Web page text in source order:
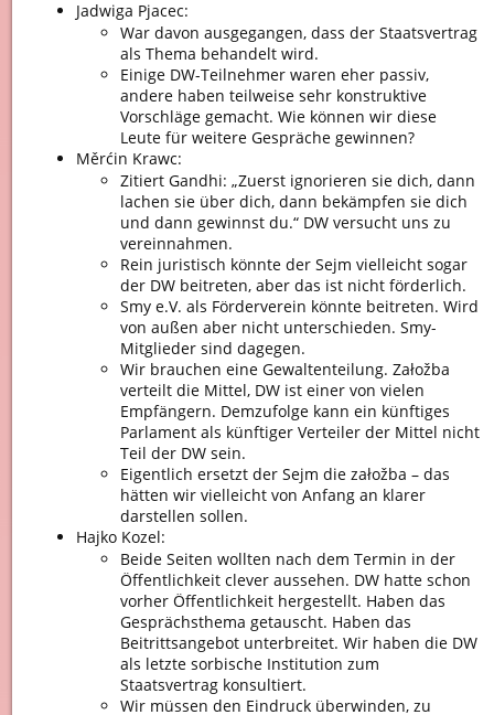
Jadwiga Pjacec:
War davon ausgegangen, dass der Staatsvertrag
als Thema behandelt wird.
Einige DW-Teilnehmer waren eher passiv,
andere haben teilweise sehr konstruktive
Vorschläge gemacht. Wie können wir diese
Leute für weitere Gespräche gewinnen?
Měrćin Krawc:
Zitiert Gandhi: „Zuerst ignorieren sie dich, dann
lachen sie über dich, dann bekämpfen sie dich
und dann gewinnst du.“ DW versucht uns zu
vereinnahmen.
Rein juristisch könnte der Sejm vielleicht sogar
der DW beitreten, aber das ist nicht förderlich.
Smy e.V. als Förderverein könnte beitreten. Wird
von außen aber nicht unterschieden. Smy-
Mitglieder sind dagegen.
Wir brauchen eine Gewaltenteilung. Załožba
verteilt die Mittel, DW ist einer von vielen
Empfängern. Demzufolge kann ein künftiges
Parlament als künftiger Verteiler der Mittel nicht
Teil der DW sein.
Eigentlich ersetzt der Sejm die załožba – das
hätten wir vielleicht von Anfang an klarer
darstellen sollen.
Hajko Kozel:
Beide Seiten wollten nach dem Termin in der
Öffentlichkeit clever aussehen. DW hatte schon
vorher Öffentlichkeit hergestellt. Haben das
Gesprächsthema getauscht. Haben das
Beitrittsangebot unterbreitet. Wir haben die DW
als letzte sorbische Institution zum
Staatsvertrag konsultiert.
Wir müssen den Eindruck überwinden, zu